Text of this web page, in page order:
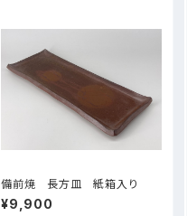
備前焼 長方皿 紙箱入り
¥9,900